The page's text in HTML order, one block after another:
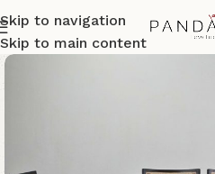
Skip to navigation
Skip to main content